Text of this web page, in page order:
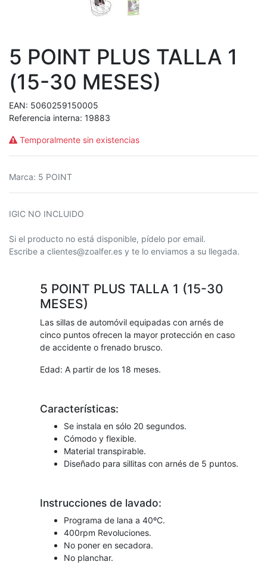
5 POINT PLUS TALLA 1
(15-30 MESES)
EAN: 5060259150005
Referencia interna: 19883
Temporalmente sin existencias
Marca: 5 POINT
IGIC NO INCLUIDO
Si el producto no está disponible, pídelo por email.
Escribe a clientes@zoalfer.es y te lo enviamos a su llegada.
5 POINT PLUS TALLA 1 (15-30
MESES)
Las sillas de automóvil equipadas con arnés de
cinco puntos ofrecen la mayor protección en caso
de accidente o frenado brusco.
Edad: A partir de los 18 meses.
Características:
Se instala en sólo 20 segundos.
Cómodo y flexible.
Material transpirable.
Diseñado para sillitas con arnés de 5 puntos.
Instrucciones de lavado:
Programa de lana a 40ºC.
400rpm Revoluciones.
No poner en secadora.
No planchar.